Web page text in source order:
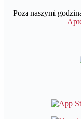
Poza naszymi